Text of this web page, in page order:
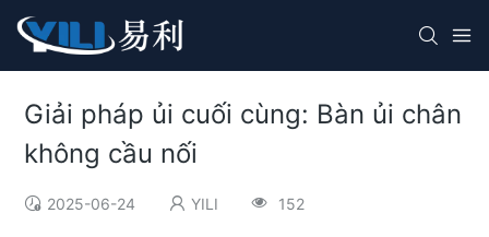
Giải pháp ủi cuối cùng: Bàn ủi chân
không cầu nối
2025-06-24 YILI 152